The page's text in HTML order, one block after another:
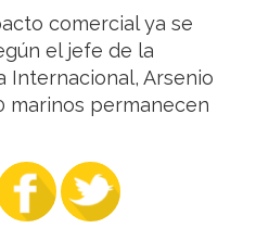
comercial ya se
el jefe de la
Internacional, Arsenio
marinos permanecen